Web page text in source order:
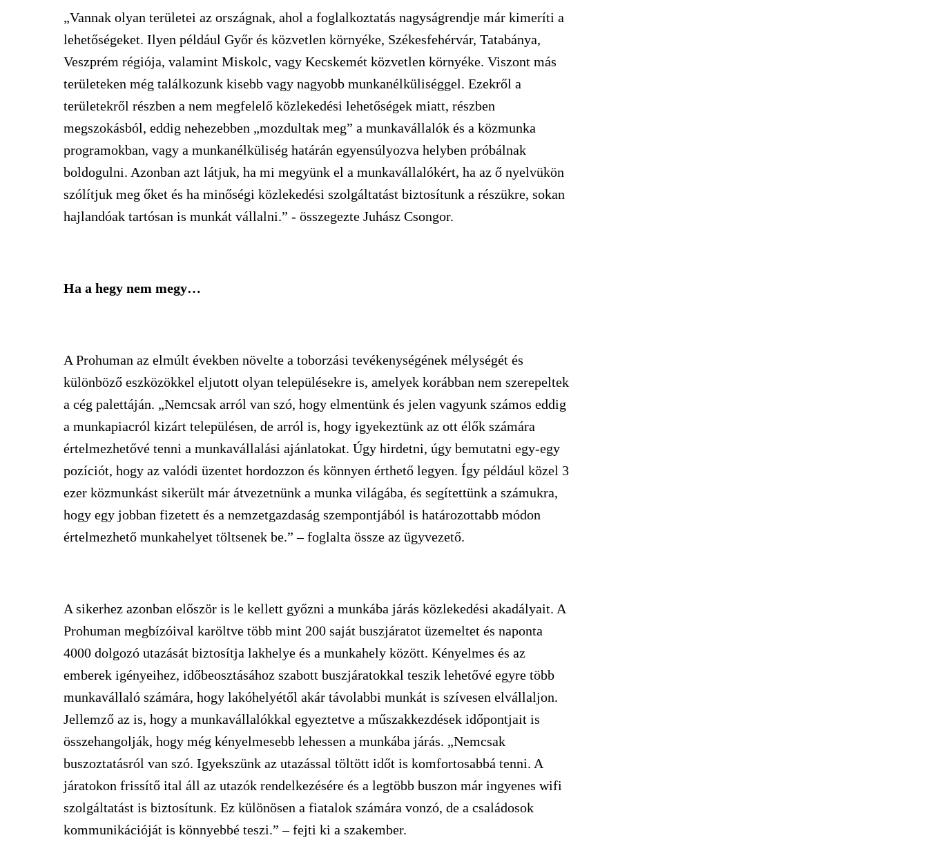
„Vannak olyan területei az országnak, ahol a foglalkoztatás nagyságrendje már kimeríti a
lehetőségeket. Ilyen például Győr és közvetlen környéke, Székesfehérvár, Tatabánya,
Veszprém régiója, valamint Miskolc, vagy Kecskemét közvetlen környéke. Viszont más
területeken még találkozunk kisebb vagy nagyobb munkanélküliséggel. Ezekről a
területekről részben a nem megfelelő közlekedési lehetőségek miatt, részben
megszokásból, eddig nehezebben „mozdultak meg” a munkavállalók és a közmunka
programokban, vagy a munkanélküliség határán egyensúlyozva helyben próbálnak
boldogulni. Azonban azt látjuk, ha mi megyünk el a munkavállalókért, ha az ő nyelvükön
szólítjuk meg őket és ha minőségi közlekedési szolgáltatást biztosítunk a részükre, sokan
hajlandóak tartósan is munkát vállalni.” - összegezte Juhász Csongor.
Ha a hegy nem megy…
A Prohuman az elmúlt években növelte a toborzási tevékenységének mélységét és
különböző eszközökkel eljutott olyan településekre is, amelyek korábban nem szerepeltek
a cég palettáján. „Nemcsak arról van szó, hogy elmentünk és jelen vagyunk számos eddig
a munkapiacról kizárt településen, de arról is, hogy igyekeztünk az ott élők számára
értelmezhetővé tenni a munkavállalási ajánlatokat. Úgy hirdetni, úgy bemutatni egy-egy
pozíciót, hogy az valódi üzentet hordozzon és könnyen érthető legyen. Így például közel 3
ezer közmunkást sikerült már átvezetnünk a munka világába, és segítettünk a számukra,
hogy egy jobban fizetett és a nemzetgazdaság szempontjából is határozottabb módon
értelmezhető munkahelyet töltsenek be.” – foglalta össze az ügyvezető.
A sikerhez azonban először is le kellett győzni a munkába járás közlekedési akadályait. A
Prohuman megbízóival karöltve több mint 200 saját buszjáratot üzemeltet és naponta
4000 dolgozó utazását biztosítja lakhelye és a munkahely között. Kényelmes és az
emberek igényeihez, időbeosztásához szabott buszjáratokkal teszik lehetővé egyre több
munkavállaló számára, hogy lakóhelyétől akár távolabbi munkát is szívesen elvállaljon.
Jellemző az is, hogy a munkavállalókkal egyeztetve a műszakkezdések időpontjait is
összehangolják, hogy még kényelmesebb lehessen a munkába járás. „Nemcsak
buszoztatásról van szó. Igyekszünk az utazással töltött időt is komfortosabbá tenni. A
járatokon frissítő ital áll az utazók rendelkezésére és a legtöbb buszon már ingyenes wifi
szolgáltatást is biztosítunk. Ez különösen a fiatalok számára vonzó, de a családosok
kommunikációját is könnyebbé teszi.” – fejti ki a szakember.